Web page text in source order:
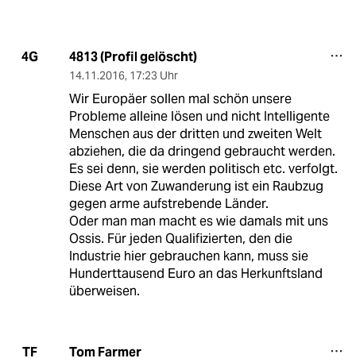
4G 4813 (Profil gelöscht)
14.11.2016, 17:23 Uhr
Wir Europäer sollen mal schön unsere
Probleme alleine lösen und nicht Intelligente
Menschen aus der dritten und zweiten Welt
abziehen, die da dringend gebraucht werden.
Es sei denn, sie werden politisch etc. verfolgt.
Diese Art von Zuwanderung ist ein Raubzug
gegen arme aufstrebende Länder.
Oder man man macht es wie damals mit uns
Ossis. Für jeden Qualifizierten, den die
Industrie hier gebrauchen kann, muss sie
Hunderttausend Euro an das Herkunftsland
überweisen.
TF Tom Farmer